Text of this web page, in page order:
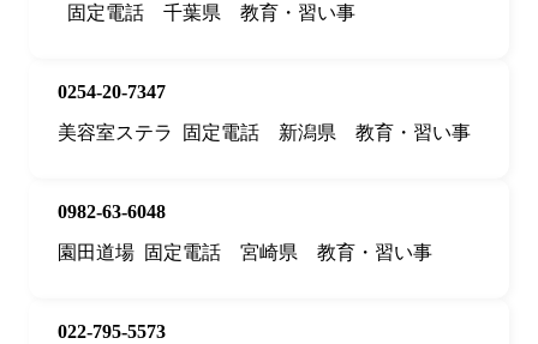
固定電話
千葉県 教育・習い事
0254-20-7347
美容室ステラ
固定電話 新潟県 教育・習い事
0982-63-6048
園田道場 固定電話 宮崎県 教育・習い事
022-795-5573